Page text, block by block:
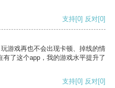
支持[0] 反对[0]
游戏再也不会出现卡顿、掉线的情
了这个app，我的游戏水平提升了
支持[0] 反对[0]